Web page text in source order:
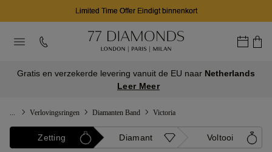
Limited Time Offer Eindigt binnenkort
Gratis en verzekerde levering vanuit de EU naar Netherlands
Leer Meer
Verlovingsringen Diamanten Band Victoria
Zetting Diamant Voltooi